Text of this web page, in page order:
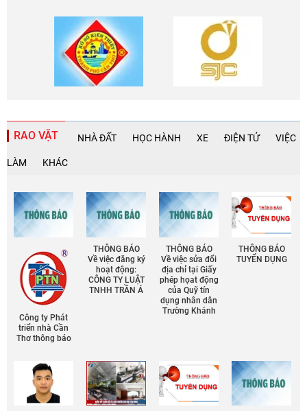
RAO VẶT NHÀ ĐẤT HỌC HÀNH XE ĐIỆN TỬ VIỆC
LÀM KHÁC
Công ty Phát
triển nhà Cần
Thơ thông báo
THÔNG BÁO
Về việc đăng ký
hoạt động:
CÔNG TY LUẬT
TNHH TRẦN Á
THÔNG BÁO
Về việc sửa đổi
địa chỉ tại Giấy
phép họat động
của Quỹ tín
dụng nhân dân
Trường Khánh
THÔNG BÁO
TUYỂN DỤNG